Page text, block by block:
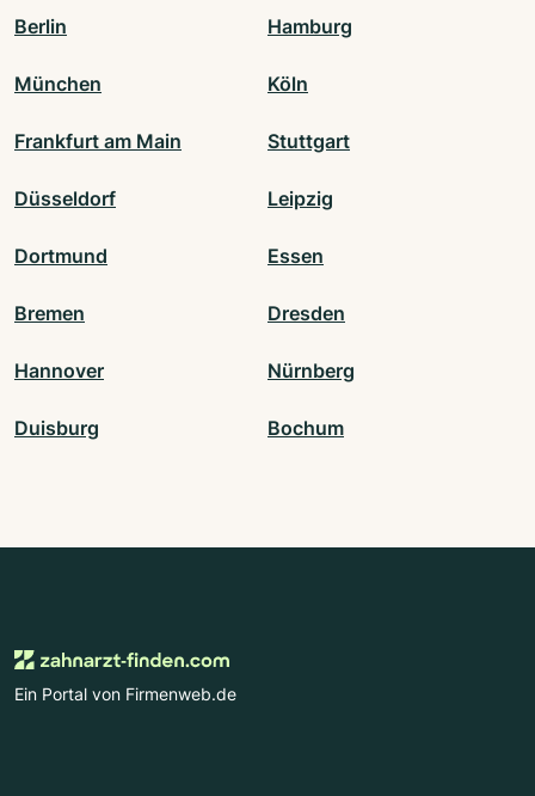
Berlin Hamburg
München Köln
Frankfurt am Main Stuttgart
Düsseldorf Leipzig
Dortmund Essen
Bremen Dresden
Hannover Nürnberg
Duisburg Bochum
Ein Portal von Firmenweb.de